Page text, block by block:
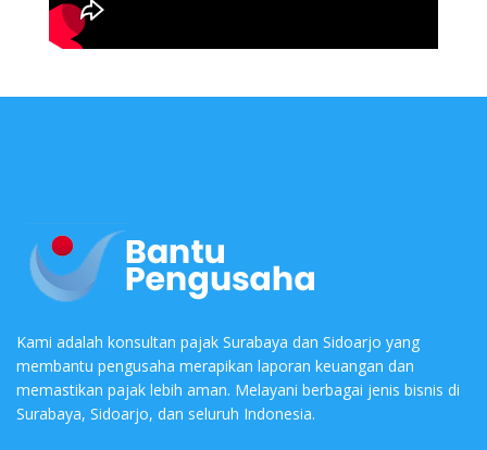
Kami adalah konsultan pajak Surabaya dan Sidoarjo yang
membantu pengusaha merapikan laporan keuangan dan
memastikan pajak lebih aman. Melayani berbagai jenis bisnis di
Surabaya, Sidoarjo, dan seluruh Indonesia.